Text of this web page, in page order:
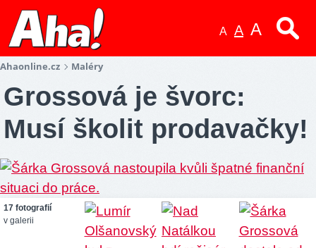
A A A
Ahaonline.cz Maléry
Grossová je švorc:
Musí školit prodavačky!
17 fotografií
v galerii